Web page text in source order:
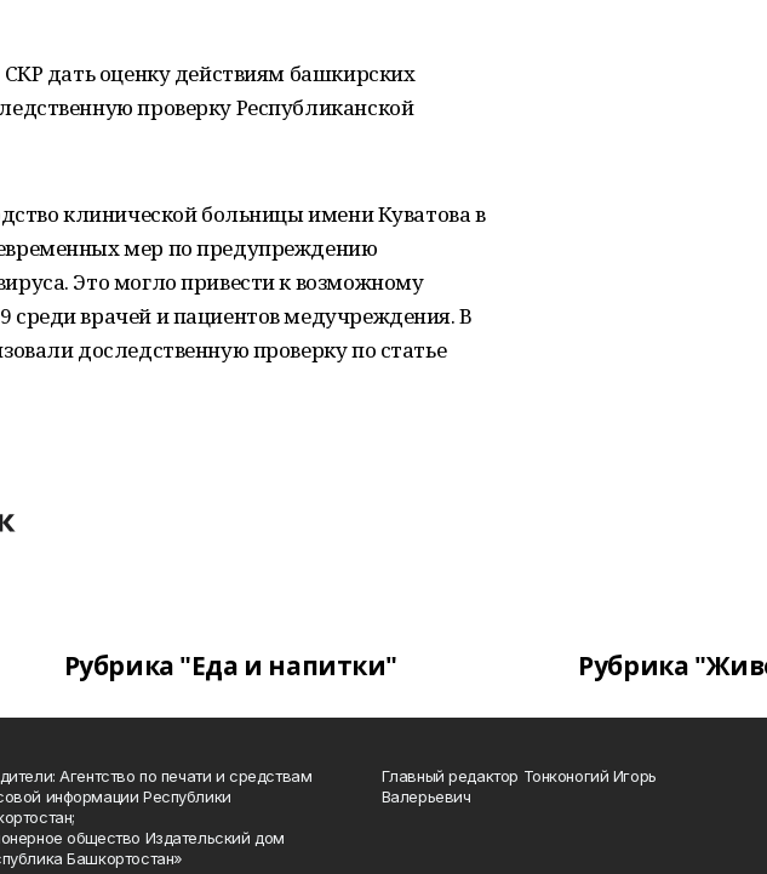
дать оценку действиям башкирских
проверку Республиканской
клинической больницы имени Куватова в
мер по предупреждению
Это могло привести к возможному
среди врачей и пациентов медучреждения. В
доследственную проверку по статье
Рубрика "Еда и напитки" Рубрика
Агентство по печати и средствам
информации Республики
общество Издательский дом
Башкортостан»
Главный редактор Тонконогий Игорь
Валерьевич